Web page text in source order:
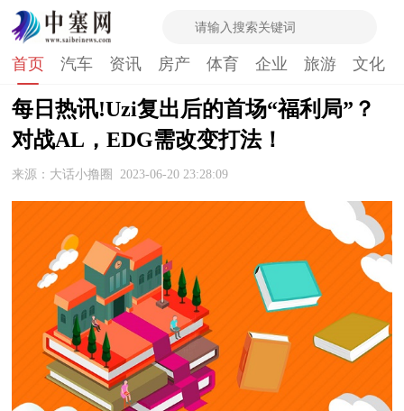
首页 汽车 资讯 房产 体育 企业 旅游 文化
每日热讯!Uzi复出后的首场“福利局”？
对战AL，EDG需改变打法！
来源：大话小撸圈 2023-06-20 23:28:09